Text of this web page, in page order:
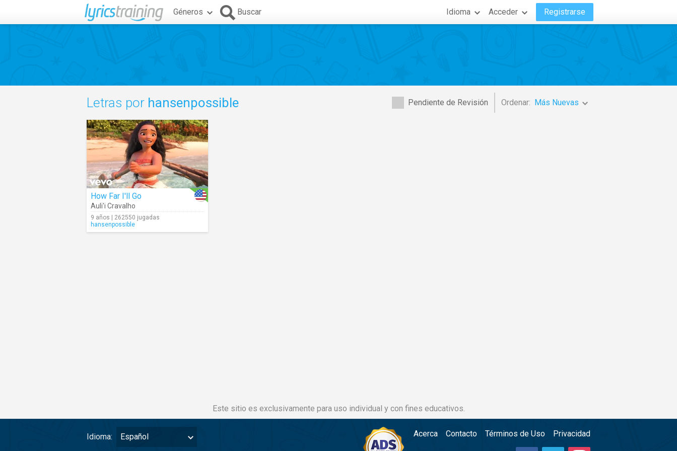
Géneros Buscar Idioma Acceder Registrarse
Pendiente de Revisión Ordenar: Más Nuevas
Letras por hansenpossible
How Far I'll Go
Auli'i Cravalho
9 años | 262550 jugadas
hansenpossible
Este sitio es exclusivamente para uso individual y con fines educativos.
Idioma: Español Acerca Contacto Términos de Uso Privacidad